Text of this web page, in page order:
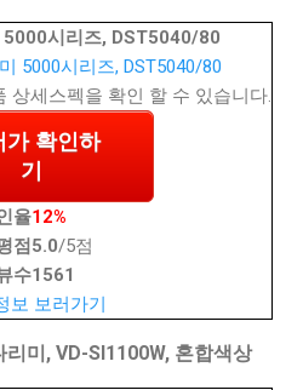
5000시리즈, DST5040/80
상세스펙을 확인 할 수 있습니다.
가 확인하
기
율12%
점 5.0/5점
수1561
보 보러가기
미, VD-SI1100W, 혼합색상